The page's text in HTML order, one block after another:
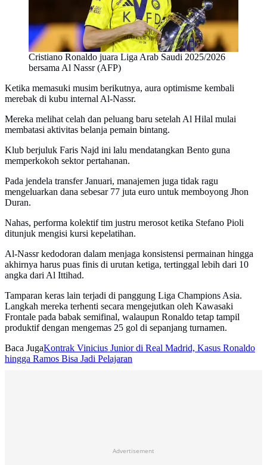
Cristiano Ronaldo juara Liga Arab Saudi 2025/2026
bersama Al Nassr (AFP)
Ketika memasuki musim berikutnya, aura optimisme kembali
merebak di kubu internal Al-Nassr.
Mereka melihat celah dan peluang baru setelah Al Hilal mulai
membatasi aktivitas belanja pemain bintang.
Klub berjuluk Faris Najd ini lalu mendatangkan Bento guna
memperkokoh sektor pertahanan.
Pada jendela transfer Januari, manajemen juga tidak ragu
mengeluarkan dana sebesar 77 juta euro untuk memboyong Jhon
Duran.
Nahas, performa kolektif tim justru merosot ketika Stefano Pioli
ditunjuk mengisi kursi kepelatihan.
Al-Nassr kedodoran dalam menjaga konsistensi permainan hingga
akhirnya harus puas finis di urutan ketiga, tertinggal lebih dari 10
angka dari Al Ittihad.
Tamparan keras lain terjadi di panggung Liga Champions Asia.
Langkah mereka terhenti secara mengejutkan oleh Kawasaki
Frontale pada babak semifinal, walaupun Ronaldo tetap tampil
produktif dengan mengemas 25 gol di sepanjang turnamen.
Baca JugaKontrak Vinicius Junior di Real Madrid, Kasus Ronaldo
hingga Ramos Bisa Jadi Pelajaran
Advertisement